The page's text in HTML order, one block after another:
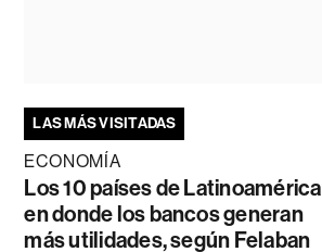
LAS MÁS VISITADAS
ECONOMÍA
Los 10 países de Latinoamérica
en donde los bancos generan
más utilidades, según Felaban